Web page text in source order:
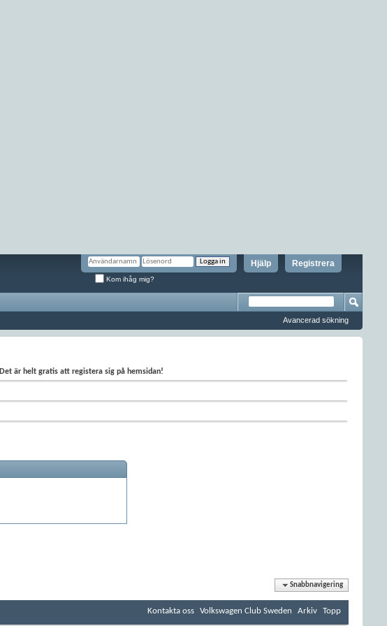
Registrera
Hjälp
Kom ihåg mig?
Avancerad sökning
Det är helt gratis att registera sig på hemsidan!
Snabbnavigering
Kontakta oss Volkswagen Club Sweden Arkiv Topp